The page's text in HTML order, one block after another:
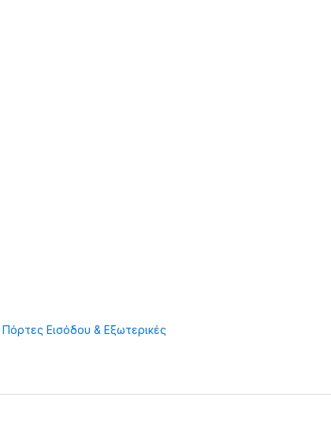
Πόρτες Εισόδου & Εξωτερικές